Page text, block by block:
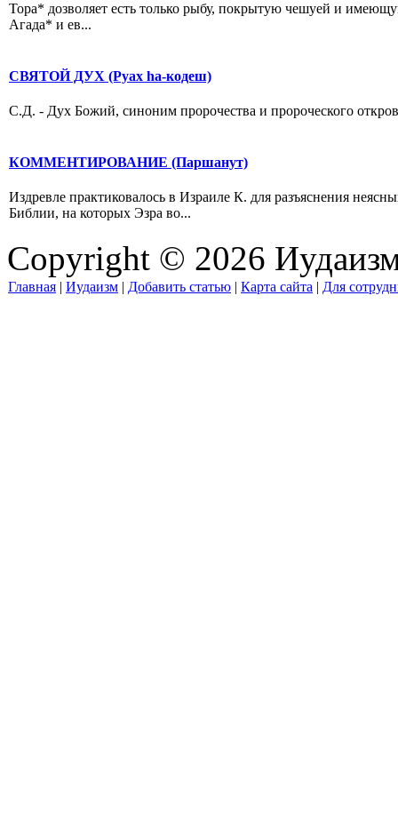
Тора* дозволяет есть только рыбу, покрытую чешуей и
Агада* и ев...
СВЯТОЙ ДУХ (Руах hа-кодеш)
С.Д. - Дух Божий, синоним пророчества и пророческого
КОММЕНТИРОВАНИЕ (Паршанут)
Издревле практиковалось в Израиле К. для разъяснения
Библии, на которых Эзра во...
Copyright © 2026
Главная | Иудаизм | Добавить статью | Карта сайта | Для